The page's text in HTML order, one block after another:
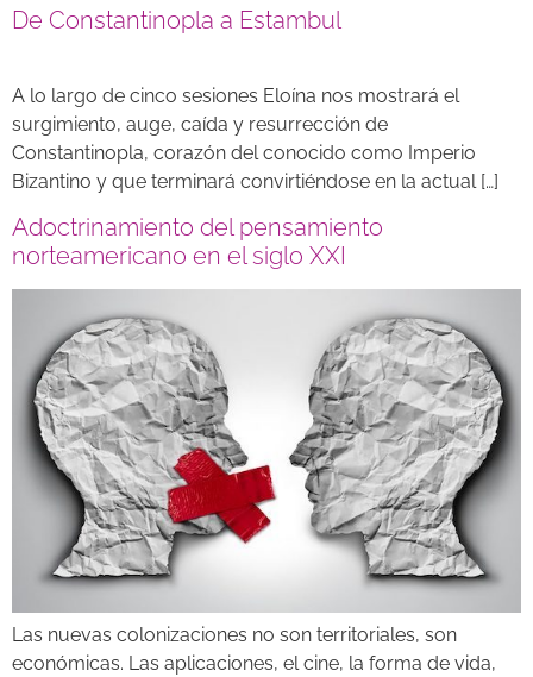
De Constantinopla a Estambul
A lo largo de cinco sesiones Eloína nos mostrará el
surgimiento, auge, caída y resurrección de
Constantinopla, corazón del conocido como Imperio
Bizantino y que terminará convirtiéndose en la actual […]
Adoctrinamiento del pensamiento
norteamericano en el siglo XXI
Las nuevas colonizaciones no son territoriales, son
económicas. Las aplicaciones, el cine, la forma de vida,